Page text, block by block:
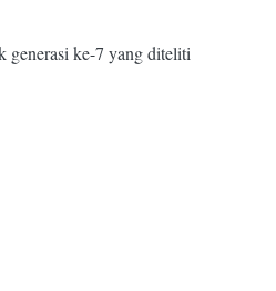
generasi ke-7 yang diteliti